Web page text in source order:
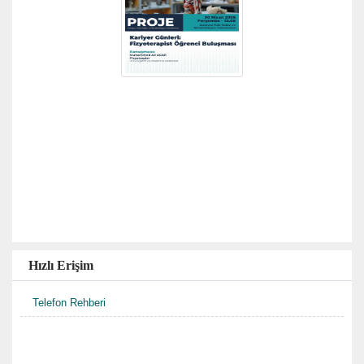
Hızlı Erişim
Telefon Rehberi